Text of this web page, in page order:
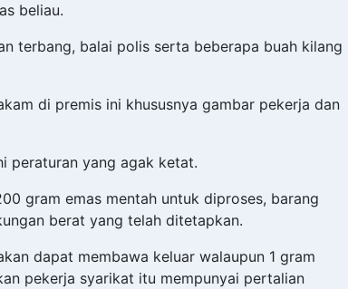
beliau.
terbang, balai polis serta beberapa buah kilang
di premis ini khususnya gambar pekerja dan
peraturan yang agak ketat.
gram emas mentah untuk diproses, barang
berat yang telah ditetapkan.
dapat membawa keluar walaupun 1 gram
pekerja syarikat itu mempunyai pertalian